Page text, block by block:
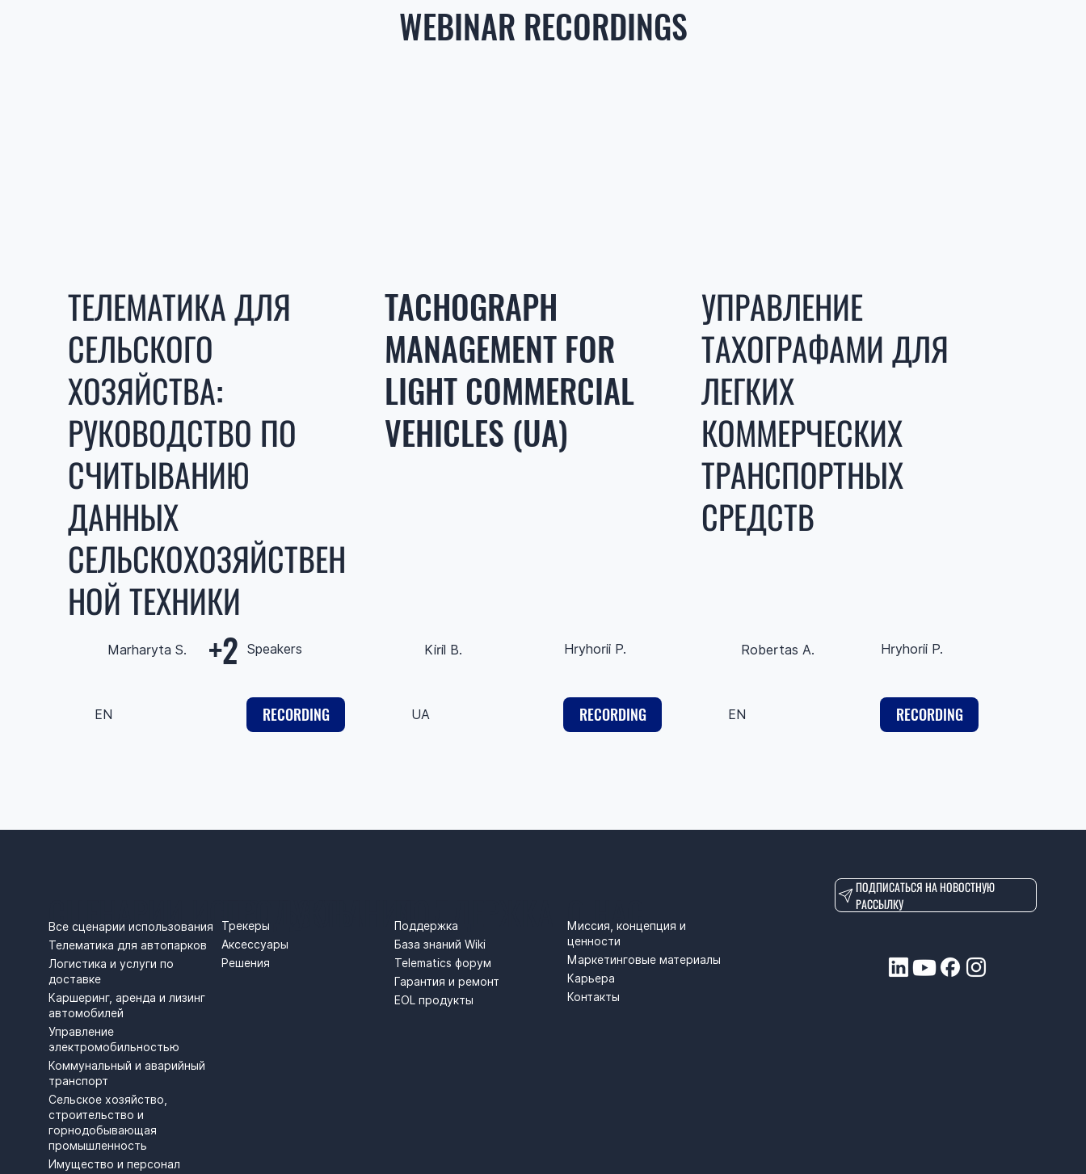
WEBINAR RECORDINGS
ТЕЛЕМАТИКА ДЛЯ
СЕЛЬСКОГО
ХОЗЯЙСТВА:
РУКОВОДСТВО ПО
СЧИТЫВАНИЮ
ДАННЫХ
СЕЛЬСКОХОЗЯЙСТВЕН
НОЙ ТЕХНИКИ
Marharyta S. +2 Speakers
EN RECORDING
TACHOGRAPH
MANAGEMENT FOR
LIGHT COMMERCIAL
VEHICLES (UA)
Kiril B. Hryhorii P.
UA RECORDING
УПРАВЛЕНИЕ
ТАХОГРАФАМИ ДЛЯ
ЛЕГКИХ
КОММЕРЧЕСКИХ
ТРАНСПОРТНЫХ
СРЕДСТВ
Robertas A. Hryhorii P.
EN RECORDING
СЦЕНАРИИ ИСПОЛЬЗОВАНИЯ
Все сценарии использования
Телематика для автопарков
Логистика и услуги по
доставке
Каршеринг, аренда и лизинг
автомобилей
Управление
электромобильностью
Коммунальный и аварийный
транспорт
Сельское хозяйство,
строительство и
горнодобывающая
промышленность
Имущество и персонал
ПРОДУКТЫ
Трекеры
Аксессуары
Решения
ПОДДЕРЖКА
Поддержка
База знаний Wiki
Telematics форум
Гарантия и ремонт
EOL продукты
О НАС
Миссия, концепция и
ценности
Маркетинговые материалы
Карьера
Контакты
ПОДПИСАТЬСЯ НА НОВОСТНУЮ
РАССЫЛКУ